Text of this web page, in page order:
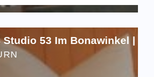
Studio 53 Im Bonawinkel |